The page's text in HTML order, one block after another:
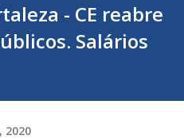
- CE reabre
Salários
2020